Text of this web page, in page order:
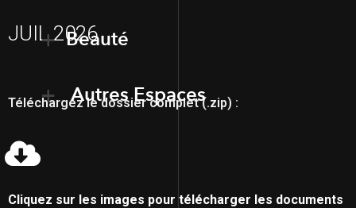
JUIL 2026Beauté
Autres Espaces
Téléchargez le dossier complet (.zip) :
Cliquez sur les images pour télécharger les documents